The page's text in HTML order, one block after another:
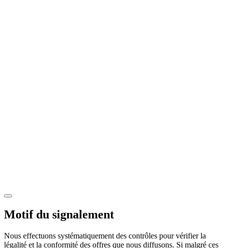
Motif du signalement
Nous effectuons systématiquement des contrôles pour vérifier la
légalité et la conformité des offres que nous diffusons. Si malgré ces